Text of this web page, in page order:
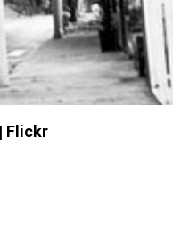
Flickr